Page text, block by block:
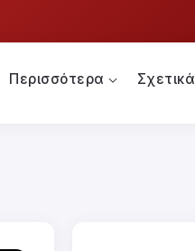
Περισσότερα Σχετικά